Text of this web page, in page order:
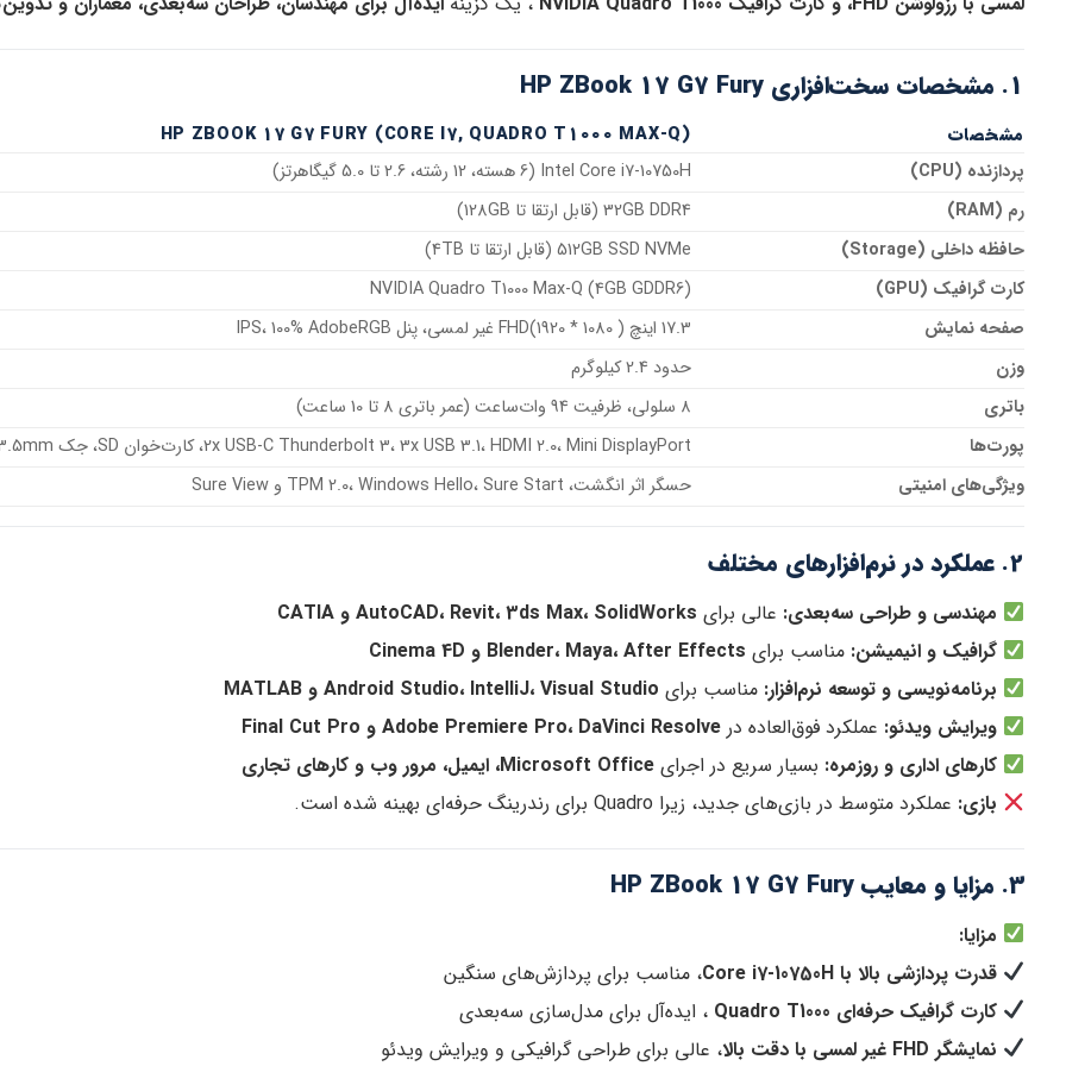
1. مشخصات سخت‌افزاری HP ZBook 17 G7 Fury
مشخصات
HP ZBOOK 17 G7 FURY (CORE I7, QUADRO T1000 MAX-Q)
پردازنده (CPU)
Intel Core i7-10750H (6 هسته، 12 رشته، 2.6 تا 5.0 گیگاهرتز)
رم (RAM)
32GB DDR4 (قابل ارتقا تا 128GB)
حافظه داخلی (Storage)
512GB SSD NVMe (قابل ارتقا تا 4TB)
کارت گرافیک (GPU)
NVIDIA Quadro T1000 Max-Q (4GB GDDR6)
صفحه نمایش
17.3 اینچ FHD(1920 * 1080 ) غیر لمسی، پنل IPS، 100% AdobeRGB
وزن
حدود 2.4 کیلوگرم
باتری
8 سلولی، ظرفیت 94 وات‌ساعت (عمر باتری 8 تا 10 ساعت)
پورت‌ها
2x USB-C Thunderbolt 3، 3x USB 3.1، HDMI 2.0، Mini DisplayPort، کارت‌خوان SD، جک 3.5mm
ویژگی‌های امنیتی
حسگر اثر انگشت، TPM 2.0، Windows Hello، Sure Start و Sure View
2. عملکرد در نرم‌افزارهای مختلف
مهندسی و طراحی سه‌بعدی: عالی برای AutoCAD، Revit، 3ds Max، SolidWorks و CATIA
گرافیک و انیمیشن: مناسب برای Blender، Maya، After Effects و Cinema 4D
برنامه‌نویسی و توسعه نرم‌افزار: مناسب برای Android Studio، IntelliJ، Visual Studio و MATLAB
ویرایش ویدئو: عملکرد فوق‌العاده درAdobe Premiere Pro، DaVinci Resolve و Final Cut Pro
کارهای اداری و روزمره: بسیار سریع در اجرایMicrosoft Office، ایمیل، مرور وب و کارهای تجاری
بازی: عملکرد متوسط در بازی‌های جدید، زیرا Quadro برای رندرینگ حرفه‌ای بهینه شده است.
3. مزایا و معایب HP ZBook 17 G7 Fury
مزایا:
قدرت پردازشی بالا با Core i7-10750H
، مناسب برای پردازش‌های سنگین
کارت گرافیک حرفه‌ای Quadro T1000
، ایده‌آل برای مدل‌سازی سه‌بعدی
نمایشگر FHD غیر لمسی با دقت بالا
، عالی برای طراحی گرافیکی و ویرایش ویدئو